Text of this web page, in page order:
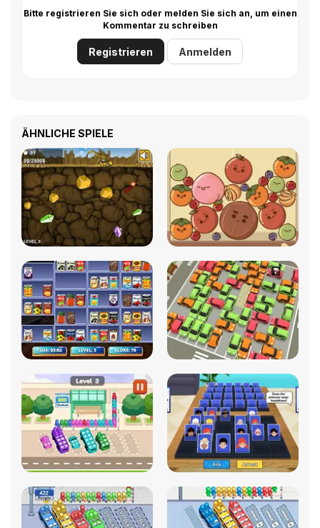
Bitte registrieren Sie sich oder melden Sie sich an, um einen
Kommentar zu schreiben
Registrieren Anmelden
ÄHNLICHE SPIELE